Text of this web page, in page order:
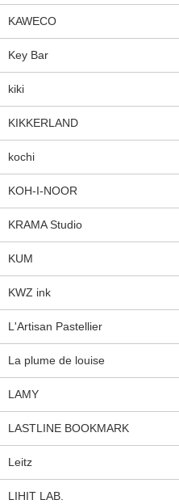
KAWECO
Key Bar
kiki
KIKKERLAND
kochi
KOH-I-NOOR
KRAMA Studio
KUM
KWZ ink
L'Artisan Pastellier
La plume de louise
LAMY
LASTLINE BOOKMARK
Leitz
LIHIT LAB.